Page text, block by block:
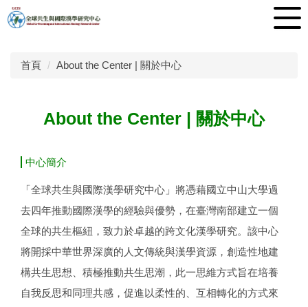
跳
到
首頁 About the Center | 關於中心
About the Center | 關於中心
中心簡介
「全球共生與國際漢學研究中心」將憑藉國立中山大學過
去四年推動國際漢學的經驗與優勢，在臺灣南部建立一個
全球的共生樞紐，致力於卓越的跨文化漢學研究。該中心
將開採中華世界深廣的人文傳統與漢學資源，創造性地建
構共生思想、積極推動共生思潮，此一思維方式旨在培養
自我反思和同理共感，促進以柔性的、互相轉化的方式來